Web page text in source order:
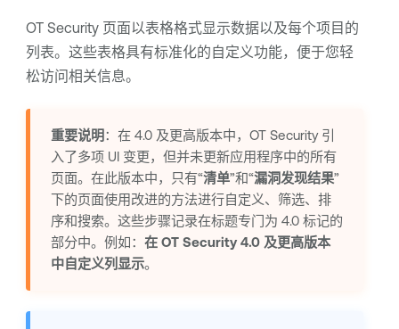
OT Security页面以表格格式显示数据以及每个项目的
列表。这些表格具有标准化的自定义功能，便于您轻
松访问相关信息。
重要说明 ：在 4.0 及更高版本中， OT Security引
入了多项 UI 变更，但并未更新应用程序中的所有
页面。在此版本中，只有“清单”和“漏洞发现结果”
下的页面使用改进的方法进行自定义、筛选、排
序和搜索。这些步骤记录在标题专门为 4.0 标记的
部分中。例如： 在 OT Security4.0 及更高版本
中自定义列显示。